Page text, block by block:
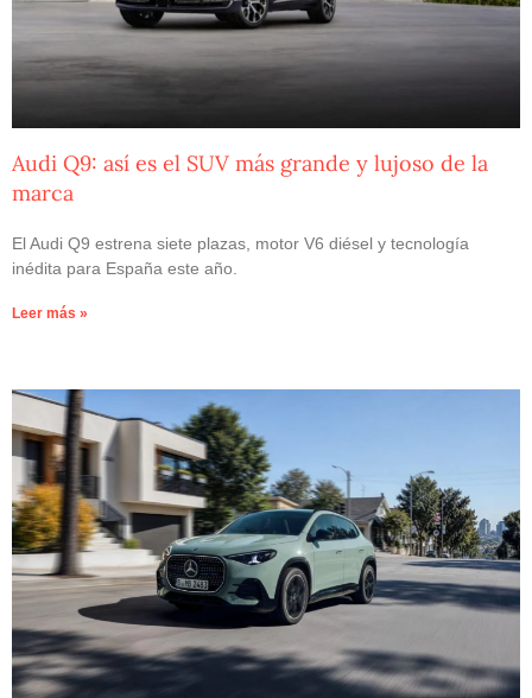
Audi Q9: así es el SUV más grande y lujoso de la
marca
El Audi Q9 estrena siete plazas, motor V6 diésel y tecnología
inédita para España este año.
Leer más »